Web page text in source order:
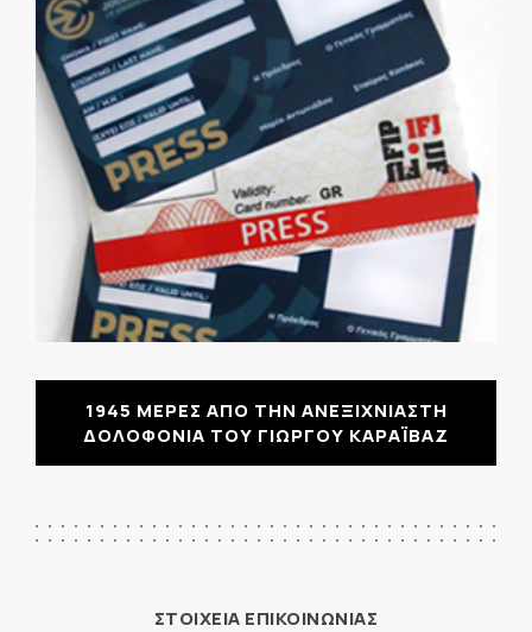
1945 ΜΕΡΕΣ ΑΠΟ ΤΗΝ ΑΝΕΞΙΧΝΙΑΣΤΗ
ΔΟΛΟΦΟΝΙΑ ΤΟΥ ΓΙΩΡΓΟΥ ΚΑΡΑΪΒΑΖ
ΣΤΟΙΧΕΙΑ ΕΠΙΚΟΙΝΩΝΙΑΣ